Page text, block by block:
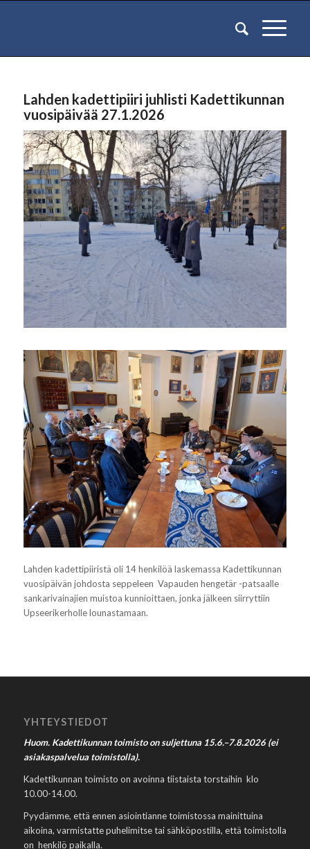
Lahden kadettipiiri juhlisti Kadettikunnan
vuosipäivää 27.1.2026
Lahden kadettipiiristä oli 14 henkilöä laskemassa Kadettikunnan
vuosipäivän johdosta seppeleen Vapauden hengetär -patsaalle
sankarivainajien muistoa kunnioittaen, jonka jälkeen siirryttiin
Upseerikerholle lounastamaan.
YHTEYSTIEDOT
Huom. Kadettikunnan toimisto on suljettuna 15.6.–7.8.2026 (ei
asiakaspalvelua toimistolla).
Kadettikunnan toimisto on avoinna tiistaista torstaihin klo
10.00-14.00.
Pyydämme, että ennen asiointianne toimistossa mainittuina
aikoina, varmistatte puhelimitse tai sähköpostilla, että toimistolla
on henkilö paikalla.